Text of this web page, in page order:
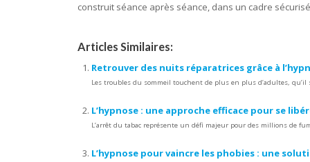
construit séance après séance, dans un cadre
Articles Similaires:
Retrouver des nuits réparatrices grâce à
Les troubles du sommeil touchent de plus en plus d’adultes, qu’il
L’hypnose : une approche efficace pour se
L’arrêt du tabac représente un défi majeur pour des millions de
L’hypnose pour vaincre les phobies : une